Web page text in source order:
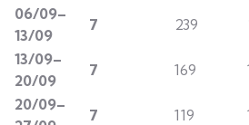
06/09–
13/09
7 239
13/09–
20/09
7 169
20/09–
7 119